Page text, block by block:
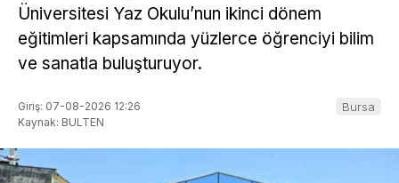
Üniversitesi Yaz Okulu’nun ikinci dönem
eğitimleri kapsamında yüzlerce öğrenciyi bilim
ve sanatla buluşturuyor.
Giriş: 07-08-2026 12:26
Kaynak: BULTEN
Bursa